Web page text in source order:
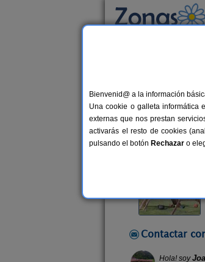
Camin de
Apartamentos
Alquiler
Contactar
Bienvenid@ a la información
Una cookie o galleta informática
externas que nos prestan
activarás el resto de cookies
pulsando el botón Rechazar o